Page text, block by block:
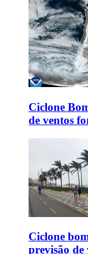
Ciclone
de ventos
Ciclone
previsão